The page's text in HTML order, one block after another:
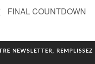
FINAL COUNTDOWN
NEWSLETTER, REMPLISSEZ